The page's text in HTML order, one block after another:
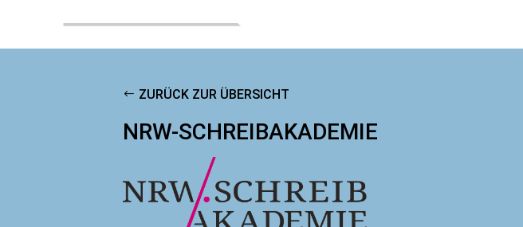
ZURÜCK ZUR ÜBERSICHT
NRW-SCHREIBAKADEMIE